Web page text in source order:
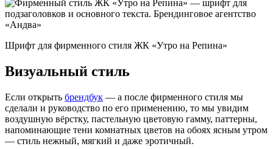
Шрифт для фирменного стиля ЖК «Утро на Репина»
Визуальный стиль
Если открыть брендбук — а после фирменного стиля мы
сделали и руководство по его применению, то мы увидим
воздушную вёрстку, пастельную цветовую гамму, паттерны,
напоминающие тени комнатных цветов на обоях ясным утром
— стиль нежный, мягкий и даже эротичный.